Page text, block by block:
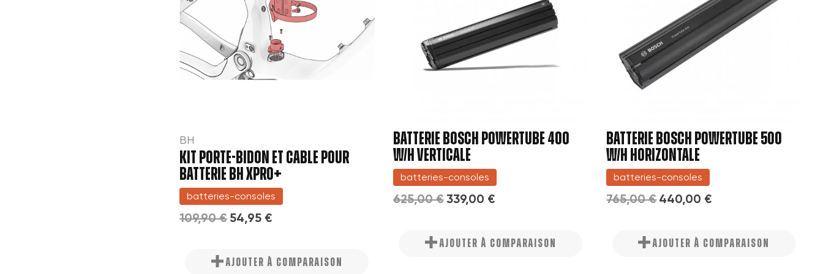
BH
KIT PORTE-BIDON ET CABLE POUR
BATTERIE BH XPRO+
batteries-consoles
109,90 € 54,95 €
AJOUTER À COMPARAISON
BATTERIE BOSCH POWERTUBE 400
W/H VERTICALE
batteries-consoles
625,00 €339,00 €
AJOUTER À COMPARAISON
BATTERIE BOSCH POWERTUBE 500
W/H HORIZONTALE
batteries-consoles
765,00 €440,00 €
AJOUTER À COMPARAISON